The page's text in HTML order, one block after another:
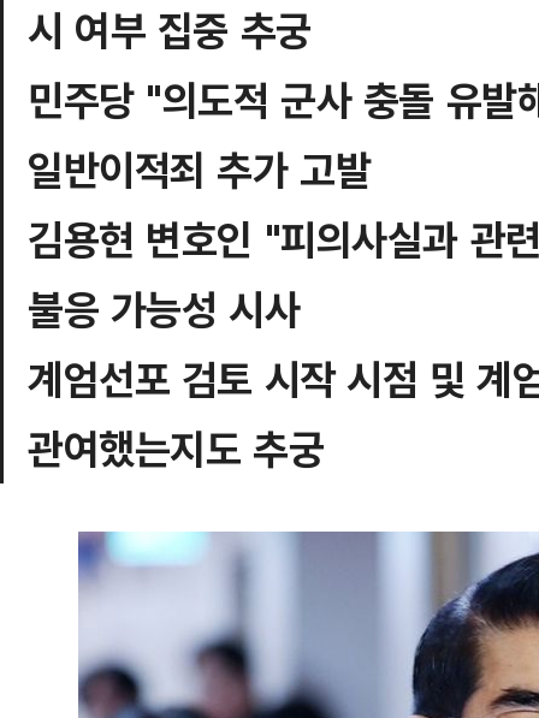
시 여부 집중 추궁
민주당 "의도적 군사 충돌 유
일반이적죄 추가 고발
김용현 변호인 "피의사실과 관
불응 가능성 시사
계엄선포 검토 시작 시점 및 계
관여했는지도 추궁